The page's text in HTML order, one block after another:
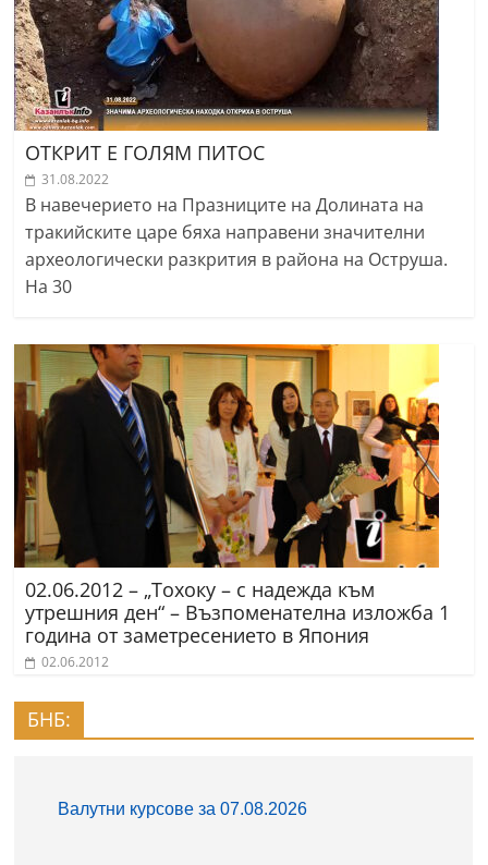
ОТКРИТ Е ГОЛЯМ ПИТОС
31.08.2022
В навечерието на Празниците на Долината на
тракийските царе бяха направени значителни
археологически разкрития в района на Оструша.
На 30
02.06.2012 – „Тохоку – с надежда към
утрешния ден“ – Възпоменателна изложба 1
година от заметресението в Япония
02.06.2012
БНБ: